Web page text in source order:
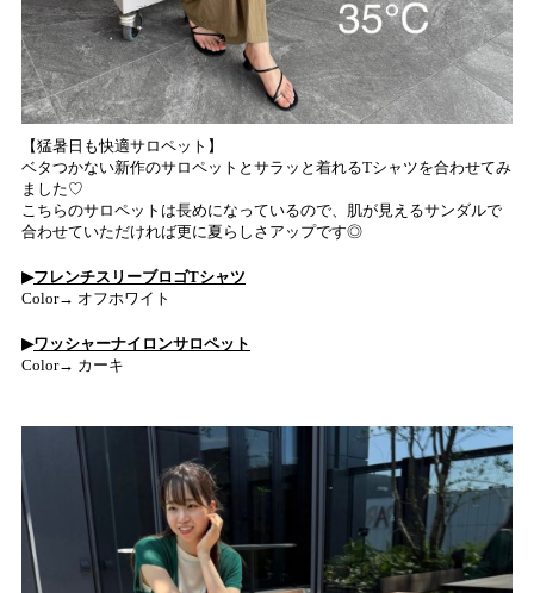
【猛暑日も快適サロペット】
ベタつかない新作のサロペットとサラッと着れるTシャツを合わせてみ
ました♡
こちらのサロペットは長めになっているので、肌が見えるサンダルで
合わせていただければ更に夏らしさアップです◎
▶︎フレンチスリーブロゴTシャツ
Color→ オフホワイト
▶︎ワッシャーナイロンサロペット
Color→ カーキ